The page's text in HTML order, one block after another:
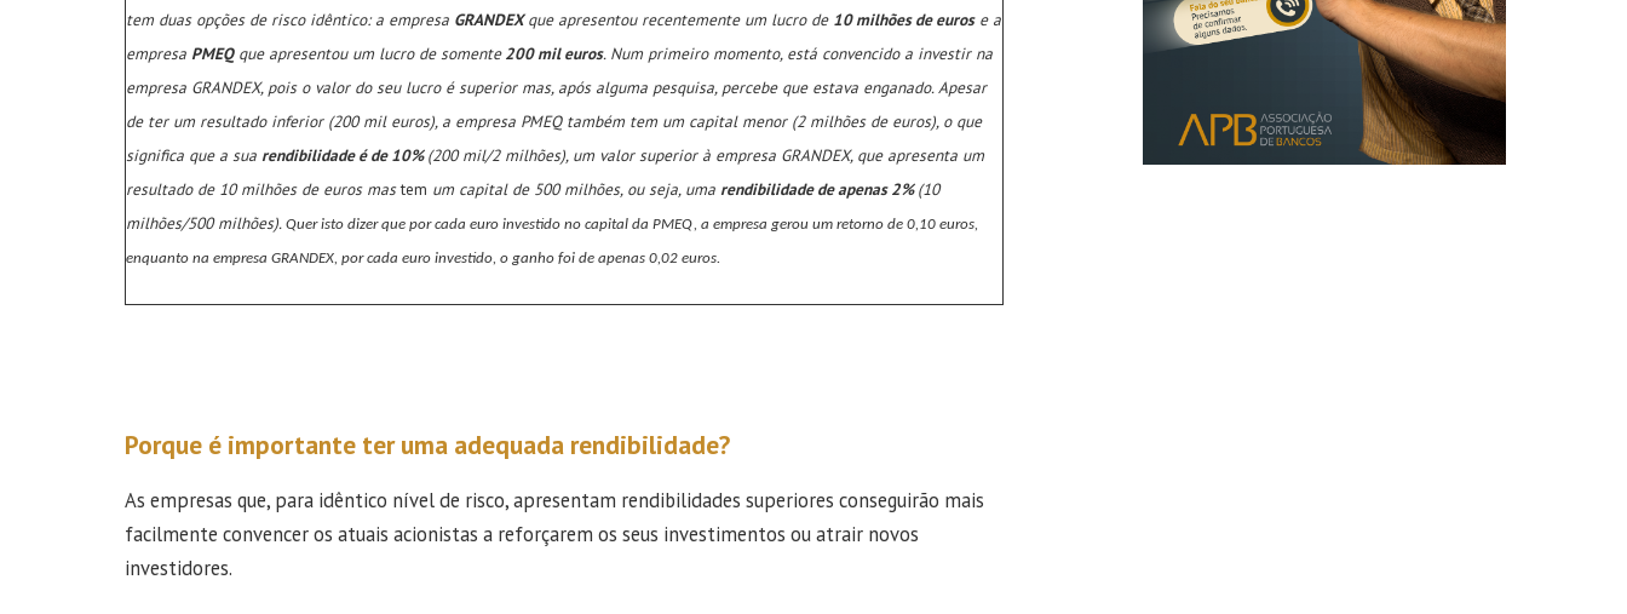
tem duas opções de risco idêntico: a empresa GRANDEXque apresentou recentemente um lucro de 10 milhões de eurose a
empresa PMEQque apresentou um lucro de somente200 mil euros. Num primeiro momento, está convencido a investir na
empresa GRANDEX, pois o valor do seu lucro é superior mas, após alguma pesquisa, percebe que estava enganado. Apesar
de ter um resultado inferior (200 mil euros), a empresa PMEQ também tem um capital menor (2 milhões de euros), o que
significa que a sua rendibilidade é de 10%(200 mil/2 milhões), um valor superior à empresa GRANDEX, que apresenta um
resultado de 10 milhões de euros mastem um capital de 500 milhões, ou seja, uma rendibilidade de apenas 2%(10
milhões/500 milhões). Quer isto dizer que por cada euro investido no capital da PMEQ, a empresa gerou um retorno de 0,10 euros,
enquanto na empresa GRANDEX, por cada euro investido, o ganho foi de apenas 0,02 euros.
Porque é importante ter uma adequada rendibilidade?
As empresas que, para idêntico nível de risco, apresentam rendibilidades superiores conseguirão mais
facilmente convencer os atuais acionistas a reforçarem os seus investimentos ou atrair novos
investidores.